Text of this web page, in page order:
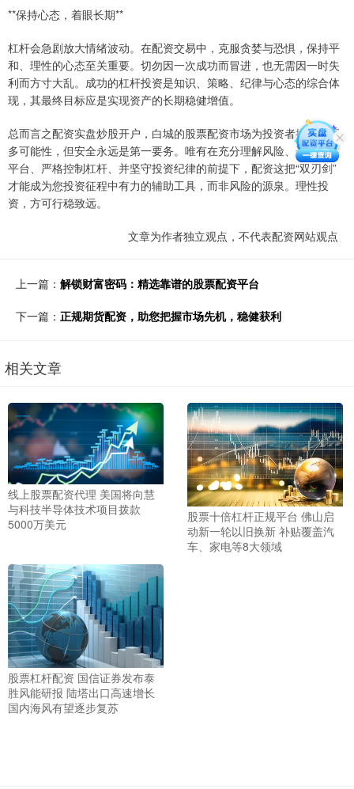
**保持心态，着眼长期**
杠杆会急剧放大情绪波动。在配资交易中，克服贪婪与恐惧，保持平
和、理性的心态至关重要。切勿因一次成功而冒进，也无需因一时失
利而方寸大乱。成功的杠杆投资是知识、策略、纪律与心态的综合体
现，其最终目标应是实现资产的长期稳健增值。
总而言之配资实盘炒股开户，白城的股票配资市场为投资者提供了更
多可能性，但安全永远是第一要务。唯有在充分理解风险、选择可靠
平台、严格控制杠杆、并坚守投资纪律的前提下，配资这把“双刃剑”
才能成为您投资征程中有力的辅助工具，而非风险的源泉。理性投
资，方可行稳致远。
文章为作者独立观点，不代表配资网站观点
上一篇： 解锁财富密码：精选靠谱的股票配资平台
下一篇： 正规期货配资，助您把握市场先机，稳健获利
相关文章
线上股票配资代理 美国将向慧
与科技半导体技术项目拨款
5000万美元
股票十倍杠杆正规平台 佛山启
动新一轮以旧换新 补贴覆盖汽
车、家电等8大领域
股票杠杆配资 国信证券发布泰
胜风能研报 陆塔出口高速增长
国内海风有望逐步复苏